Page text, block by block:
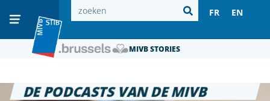
FR EN
MIVB STORIES
DE PODCASTS VAN DE MIVB